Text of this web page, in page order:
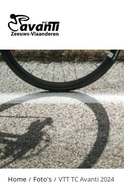
Home Foto's VTT TC Avanti 2024